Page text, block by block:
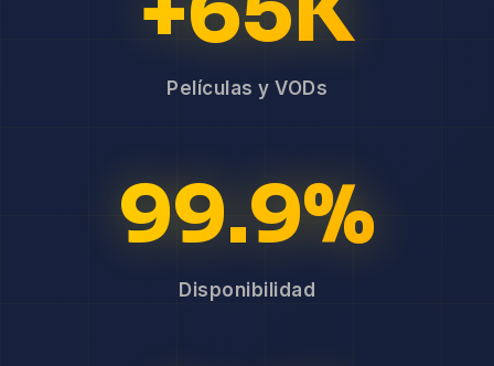
Películas y VODs
99.9%
Disponibilidad